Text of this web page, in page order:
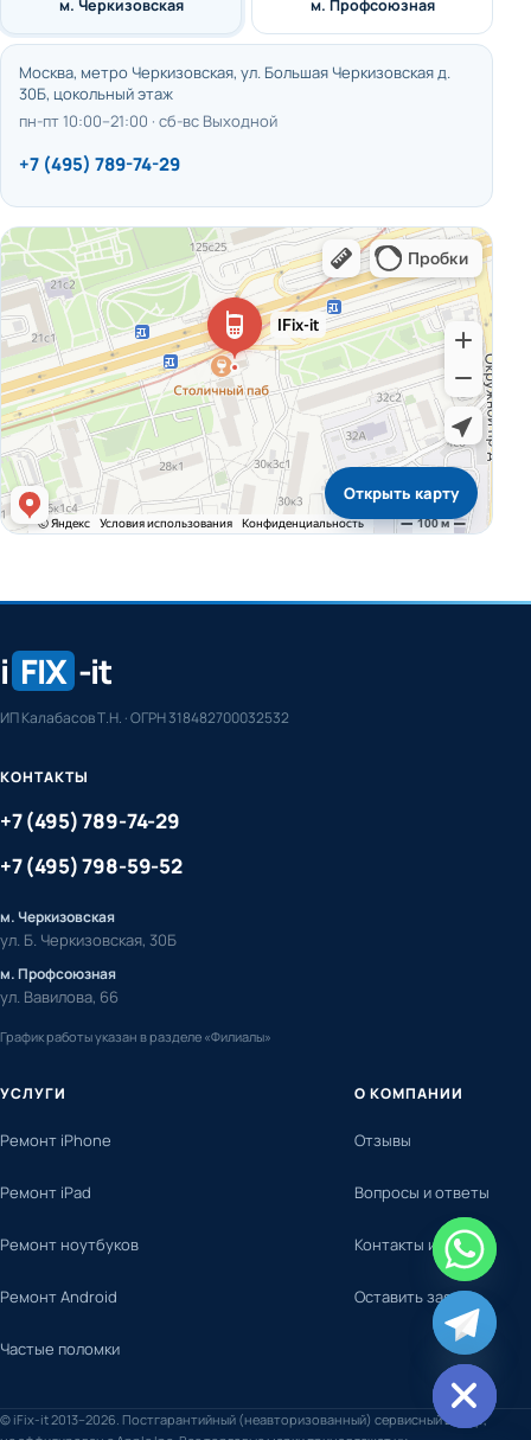
м. Черкизовская
Москва, метро Черкизовская, ул. Большая Черкизовская д.
30Б, цокольный этаж
пн-пт 10:00–21:00 · сб-вс Выходной
+7 (495) 789-74-29
м. Профсоюзная
Открыть карту
i FIX -it
ИП Калабасов Т.Н. · ОГРН 318482700032532
УСЛУГИ
Ремонт iPhone
Ремонт iPad
Ремонт ноутбуков
Ремонт Android
Частые поломки
О КОМПАНИИ
Отзывы
Вопросы и ответы
Контакты и адреса
Оставить заявку
КОНТАКТЫ
+7 (495) 789-74-29
+7 (495) 798-59-52
м. Черкизовская
ул. Б. Черкизовская, 30Б
м. Профсоюзная
ул. Вавилова, 66
График работы указан в разделе «Филиалы»
© iFix-it 2013–2026. Постгарантийный (неавторизованный) сервисный центр,
Hide
chaty